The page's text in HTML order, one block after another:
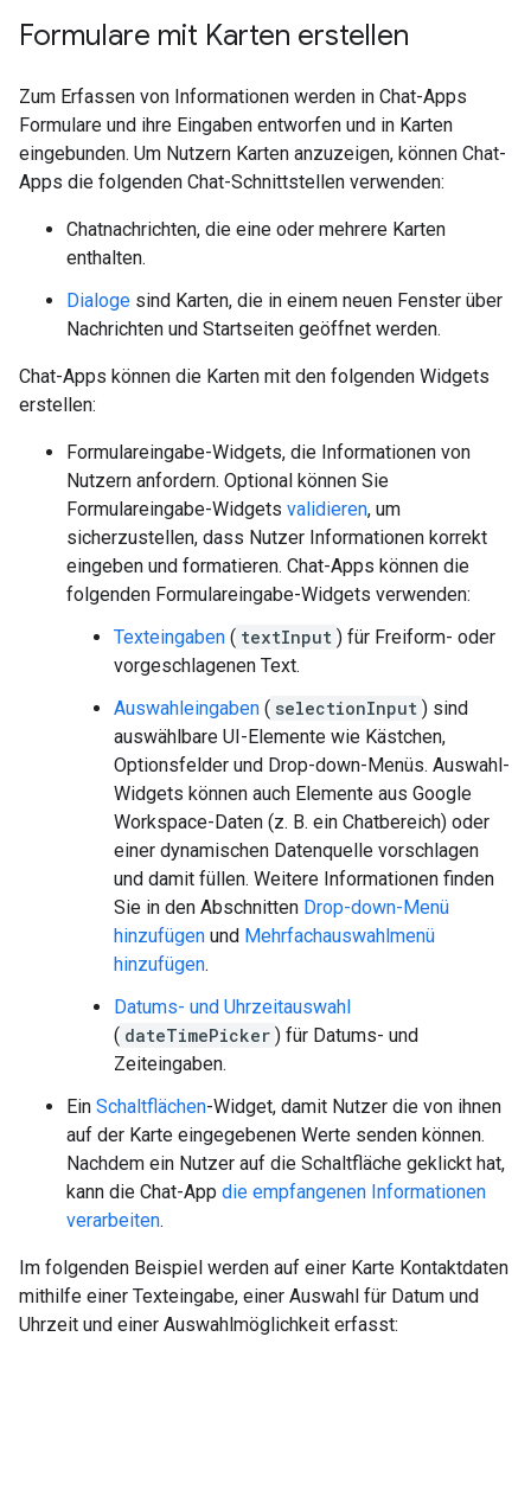
Formulare mit Karten erstellen
Zum Erfassen von Informationen werden in Chat-Apps
Formulare und ihre Eingaben entworfen und in Karten
eingebunden. Um Nutzern Karten anzuzeigen, können Chat-
Apps die folgenden Chat-Schnittstellen verwenden:
Chatnachrichten, die eine oder mehrere Karten
enthalten.
Dialoge sind Karten, die in einem neuen Fenster über
Nachrichten und Startseiten geöffnet werden.
Chat-Apps können die Karten mit den folgenden Widgets
erstellen:
Formulareingabe-Widgets, die Informationen von
Nutzern anfordern. Optional können Sie
Formulareingabe-Widgets validieren, um
sicherzustellen, dass Nutzer Informationen korrekt
eingeben und formatieren. Chat-Apps können die
folgenden Formulareingabe-Widgets verwenden:
Texteingaben ( textInput ) für Freiform- oder
vorgeschlagenen Text.
Auswahleingaben ( selectionInput ) sind
auswählbare UI-Elemente wie Kästchen,
Optionsfelder und Drop-down-Menüs. Auswahl-
Widgets können auch Elemente aus Google
Workspace-Daten (z. B. ein Chatbereich) oder
einer dynamischen Datenquelle vorschlagen
und damit füllen. Weitere Informationen finden
Sie in den Abschnitten Drop-down-Menü
hinzufügen und Mehrfachauswahlmenü
hinzufügen.
Datums- und Uhrzeitauswahl
( dateTimePicker ) für Datums- und
Zeiteingaben.
Ein Schaltflächen-Widget, damit Nutzer die von ihnen
auf der Karte eingegebenen Werte senden können.
Nachdem ein Nutzer auf die Schaltfläche geklickt hat,
kann die Chat-App die empfangenen Informationen
verarbeiten.
Im folgenden Beispiel werden auf einer Karte Kontaktdaten
mithilfe einer Texteingabe, einer Auswahl für Datum und
Uhrzeit und einer Auswahlmöglichkeit erfasst: